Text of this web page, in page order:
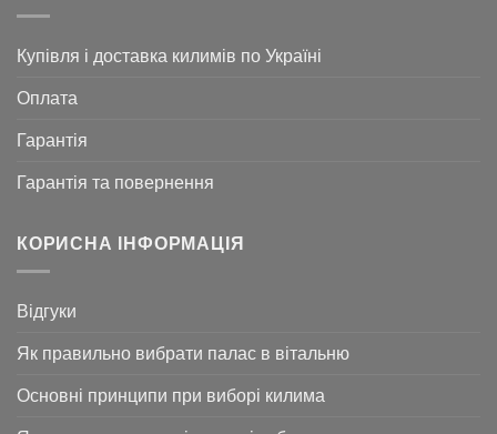
Купівля і доставка килимів по Україні
Оплата
Гарантія
Гарантія та повернення
КОРИСНА ІНФОРМАЦІЯ
Відгуки
Як правильно вибрати палас в вітальню
Основні принципи при виборі килима